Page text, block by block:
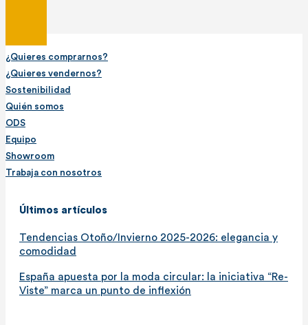
¿Quieres comprarnos?
¿Quieres vendernos?
Sostenibilidad
Quién somos
ODS
Equipo
Showroom
Trabaja con nosotros
Últimos artículos
Tendencias Otoño/Invierno 2025-2026: elegancia y
comodidad
España apuesta por la moda circular: la iniciativa “Re-
Viste” marca un punto de inflexión